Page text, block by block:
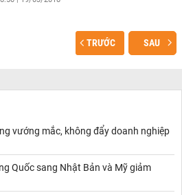
TRƯỚC SAU
vướng mắc, không đẩy doanh nghiệp
Quốc sang Nhật Bản và Mỹ giảm